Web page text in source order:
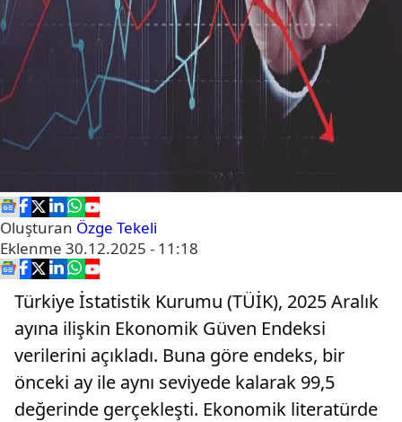
Oluşturan Özge Tekeli
Eklenme 30.12.2025 - 11:18
Türkiye İstatistik Kurumu (TÜİK), 2025 Aralık
ayına ilişkin Ekonomik Güven Endeksi
verilerini açıkladı. Buna göre endeks, bir
önceki ay ile aynı seviyede kalarak 99,5
değerinde gerçekleşti. Ekonomik literatürde